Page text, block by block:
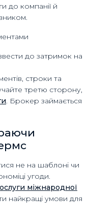
до компанії й
до затримок на
строки та
третю сторону,
. Брокер займається
не на шаблоні чи
угоди.
міжнародної
найкращі умови для